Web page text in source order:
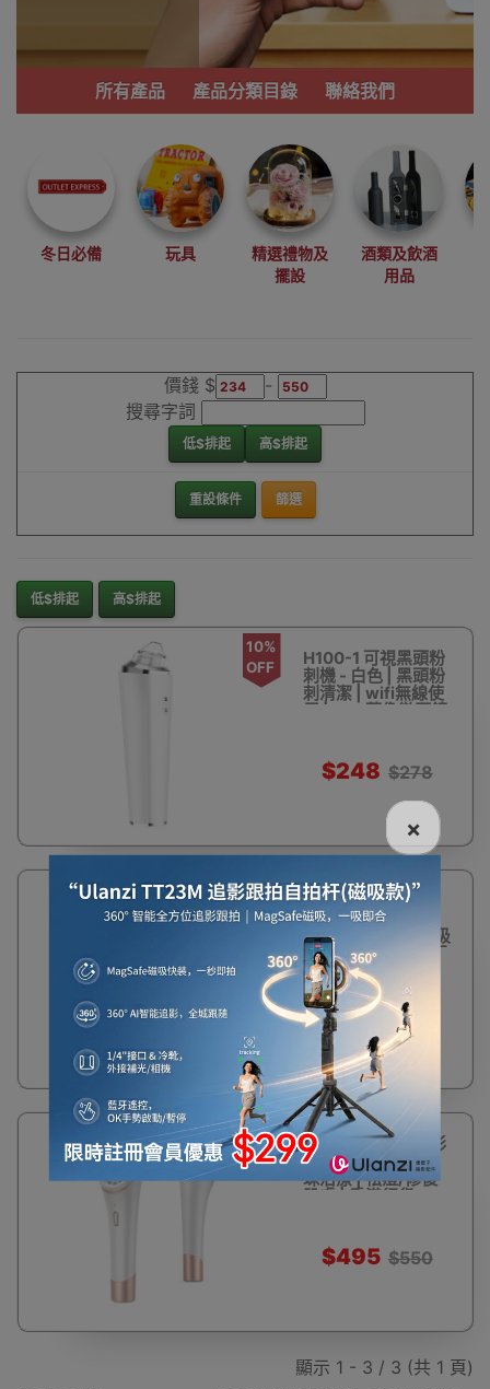
功能齊備的產
品。
我們每月會固定
尋找最更新、最
潮、有特色而且
優惠的優質產
品，從用家的角
度為你帶來你的
最好選擇。
所有產品 產品分類目錄 聯絡我們
冬日必備 玩具
精選禮物及
擺設
酒類及飲酒
用品
價錢 $
-
搜尋字詞
低$排起 高$排起
重設條件 篩選
低$排起 高$排起
10%
OFF
H100-1 可視黑頭粉
刺機 - 白色 | 黑頭粉
刺清潔 | wifi無線使
用 | 500萬像微距鏡
$248 $278
短暫缺貨
15%
OFF
XPREEN 冷暖吸黑
頭粉刺機
(XPRE129) | 真空吸
出毛孔污垢 | 香港行
貨
$268 $318
10%
OFF
Xpreen 無線充電彩
光祛痘儀 | 36顆燈
珠治療 | 祛痘/修復
肌膚 | 香港行貨
$495 $550
顯示 1 - 3 / 3 (共 1 頁)
×